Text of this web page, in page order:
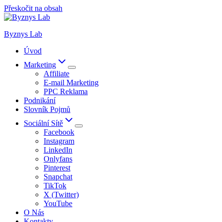
Přeskočit na obsah
Byznys Lab
Úvod
Marketing
Affiliate
E-mail Marketing
PPC Reklama
Podnikání
Slovník Pojmů
Sociální Sítě
Facebook
Instagram
LinkedIn
Onlyfans
Pinterest
Snapchat
TikTok
X (Twitter)
YouTube
O Nás